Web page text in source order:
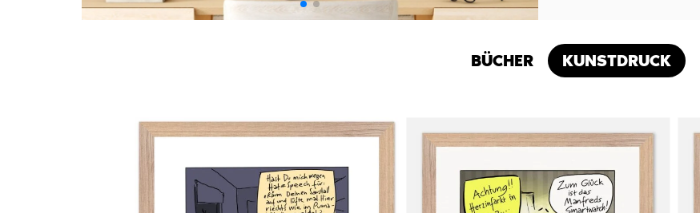
BÜCHER KUNSTDRUCK